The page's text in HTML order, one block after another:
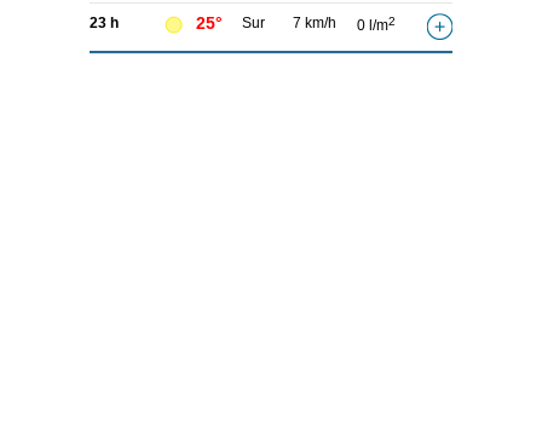
23 h 25° Sur 7 km/h 0 l/m2